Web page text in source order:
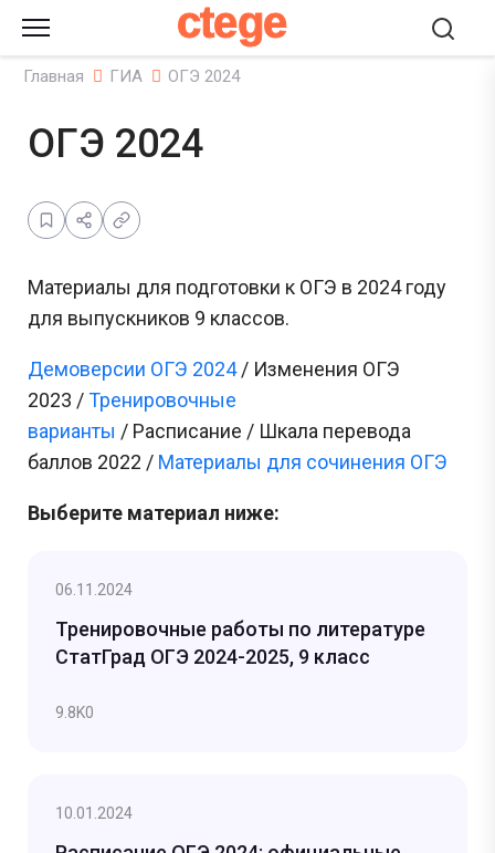
ctege
Главная ГИА ОГЭ 2024
ОГЭ 2024
Материалы для подготовки к ОГЭ в 2024 году
для выпускников 9 классов.
Демоверсии ОГЭ 2024/ Изменения ОГЭ
2023 /Тренировочные
варианты / Расписание / Шкала перевода
баллов 2022 / Материалы для сочинения ОГЭ
Выберите материал ниже:
06.11.2024
Тренировочные работы по литературе
СтатГрад ОГЭ 2024-2025, 9 класс
9.8K0
10.01.2024